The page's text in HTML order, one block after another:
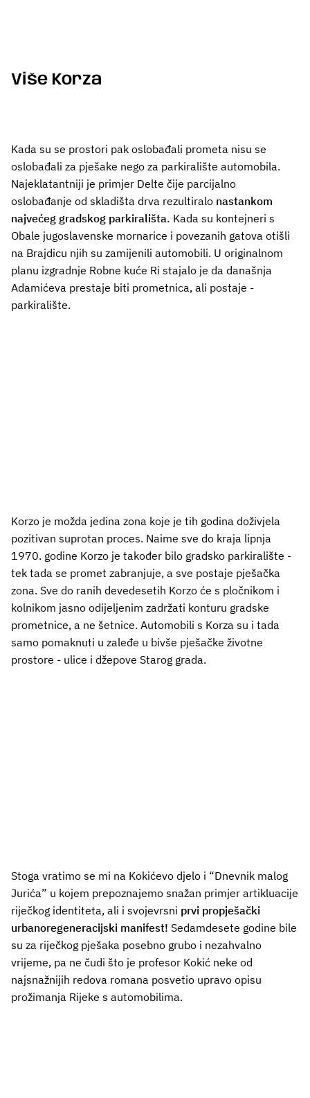
Više Korza
Kada su se prostori pak oslobađali prometa nisu se
oslobađali za pješake nego za parkiralište automobila.
Najeklatantniji je primjer Delte čije parcijalno
oslobađanje od skladišta drva rezultiralo nastankom
najvećeg gradskog parkirališta. Kada su kontejneri s
Obale jugoslavenske mornarice i povezanih gatova otišli
na Brajdicu njih su zamijenili automobili. U originalnom
planu izgradnje Robne kuće Ri stajalo je da današnja
Adamićeva prestaje biti prometnica, ali postaje -
parkiralište.
Korzo je možda jedina zona koje je tih godina doživjela
pozitivan suprotan proces. Naime sve do kraja lipnja
1970. godine Korzo je također bilo gradsko parkiralište -
tek tada se promet zabranjuje, a sve postaje pješačka
zona. Sve do ranih devedesetih Korzo će s pločnikom i
kolnikom jasno odijeljenim zadržati konturu gradske
prometnice, a ne šetnice. Automobili s Korza su i tada
samo pomaknuti u zaleđe u bivše pješačke životne
prostore - ulice i džepove Starog grada.
Stoga vratimo se mi na Kokićevo djelo i “Dnevnik malog
Jurića” u kojem prepoznajemo snažan primjer artikluacije
riječkog identiteta, ali i svojevrsni prvi propješački
urbanoregeneracijski manifest! Sedamdesete godine bile
su za riječkog pješaka posebno grubo i nezahvalno
vrijeme, pa ne čudi što je profesor Kokić neke od
najsnažnijih redova romana posvetio upravo opisu
prožimanja Rijeke s automobilima.